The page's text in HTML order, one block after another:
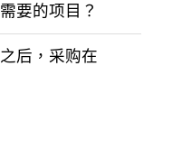
要的项目？
后，采购在